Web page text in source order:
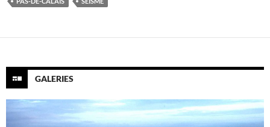
GALERIES